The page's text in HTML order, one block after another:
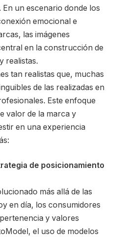
un escenario donde los
emocional e
las imágenes
en la construcción de
realistas.
tan realistas que, muchas
de las realizadas en
Este enfoque
valor de la marca y
en una experiencia
de posicionamiento
más allá de las
en día, los consumidores
y valores
el uso de modelos